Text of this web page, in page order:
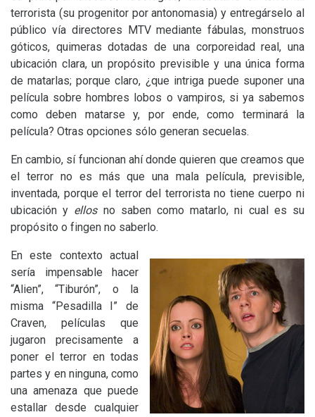
terrorista (su progenitor por antonomasia) y entregárselo al
público vía directores MTVmediante fábulas, monstruos
góticos, quimeras dotadas de una corporeidad real, una
ubicación clara, un propósito previsible y una única forma
de matarlas; porque claro, ¿que intriga puede suponer una
película sobre hombres lobos o vampiros, si ya sabemos
como deben matarse y, por ende, como terminará la
película? Otras opciones sólo generan secuelas.
En cambio, sí funcionan ahí donde quieren que creamos que
el terror no es más que una mala película, previsible,
inventada, porque el terror del terrorista no tiene cuerpo ni
ubicación y ellos no saben como matarlo, ni cual es su
propósito o fingen no saberlo.
En este contexto actual
sería impensable hacer
“Alien”, “Tiburón”, o la
misma “Pesadilla I” de
Craven, películas que
jugaron precisamente a
poner el terror en todas
partes y en ninguna, como
una amenaza que puede
estallar desde cualquier